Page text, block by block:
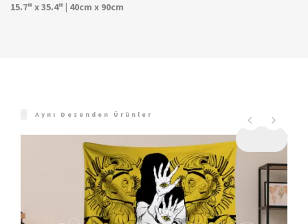
15.7" x 35.4" | 40cm x 90cm
Aynı Desenden Ürünler